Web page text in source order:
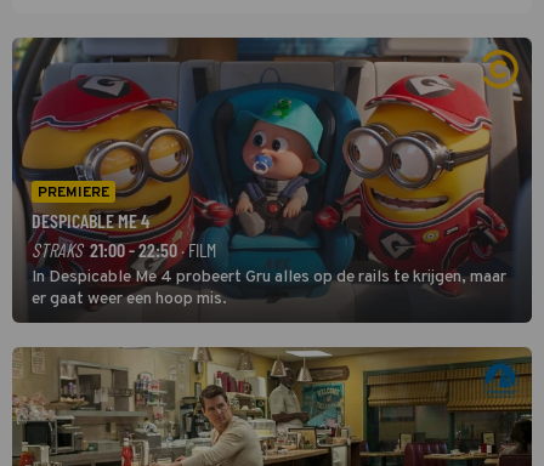
PREMIERE
DESPICABLE ME 4
STRAKS 21:00 - 22:50· FILM
In Despicable Me 4 probeert Gru alles op de rails te krijgen, maar
er gaat weer een hoop mis.